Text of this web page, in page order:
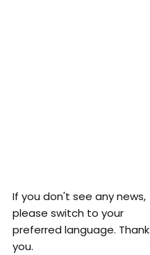
If you don't see any news,
please switch to your
preferred language. Thank
you.